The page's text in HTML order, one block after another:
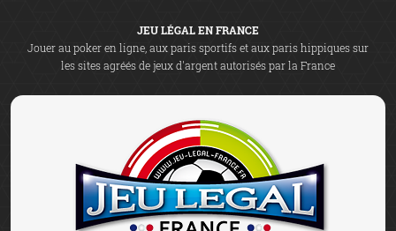
JEU LÉGAL EN FRANCE
Jouer au poker en ligne, aux paris sportifs et aux paris hippiques sur
les sites agréés de jeux d'argent autorisés par la France